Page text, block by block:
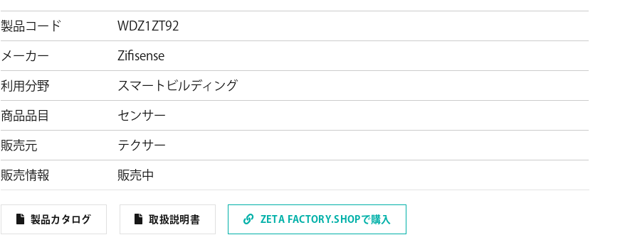
製品コード
WDZ1ZT92
メーカー
Zifisense
利用分野
スマートビルディング
商品品目
センサー
販売元
テクサー
販売情報
販売中
製品カタログ 取扱説明書 ZETA FACTORY.SHOPで購入